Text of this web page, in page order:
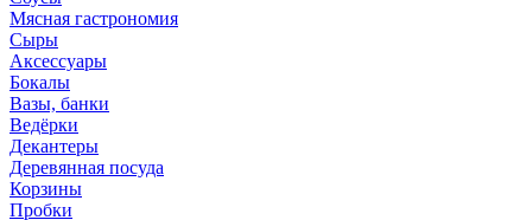
Мясная гастрономия
Сыры
Аксессуары
Бокалы
Вазы, банки
Ведёрки
Декантеры
Деревянная посуда
Корзины
Пробки